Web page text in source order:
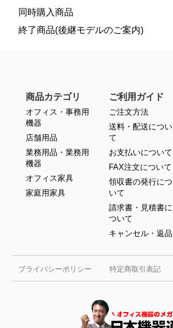
同時購入商品
終了商品(後継モデルのご案内)
プライバシーポリシー 特定商取引表記
商品カテゴリ
オフィス・事務用
機器
店舗用品
業務用品・業務用
機器
オフィス家具
家庭用家具
ご利用ガイド
ご注文方法
送料・配送につい
て
お支払いについて
FAX注文について
領収書の発行につ
いて
請求書・見積書に
ついて
キャンセル・返品